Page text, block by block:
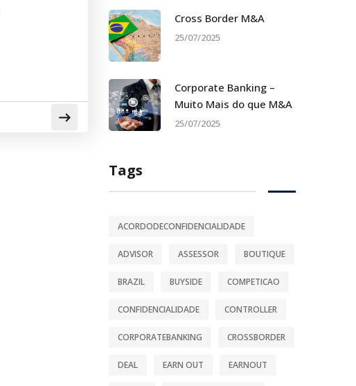
Cross Border M&A
25/07/2025
Corporate Banking –
Muito Mais do que M&A
25/07/2025
Tags
ACORDODECONFIDENCIALIDADE
ADVISOR ASSESSOR BOUTIQUE
BRAZIL BUYSIDE COMPETICAO
CONFIDENCIALIDADE CONTROLLER
CORPORATEBANKING CROSSBORDER
DEAL EARN OUT EARNOUT